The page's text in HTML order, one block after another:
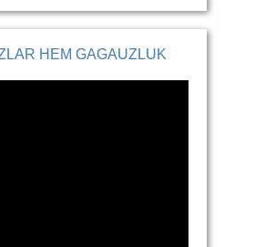
HEM GAGAUZLUK